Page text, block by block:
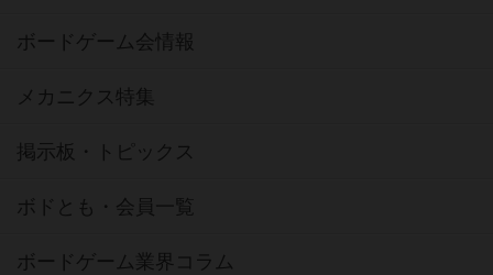
ボードゲーム会情報
メカニクス特集
掲示板・トピックス
ボドとも・会員一覧
ボードゲーム業界コラム